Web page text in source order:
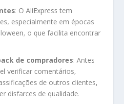
: O AliExpress tem
especialmente em épocas
o que facilita encontrar
de compradores: Antes
verificar comentários,
de outros clientes,
disfarces de qualidade.